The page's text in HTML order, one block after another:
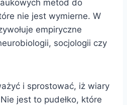
metod do
nie jest wymierne. W
empiryczne
socjologii czy
i sprostować, iż wiary
jest to pudełko, które